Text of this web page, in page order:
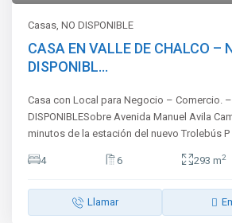
Casas,NO DISPONIBLE
CASA EN VALLE DE CHALCO –
DISPONIBL...
Casa con Local para Negocio – Comercio. –
DISPONIBLESobre Avenida Manuel Avila
minutos de la estación del nuevo Trolebús P
4 6 293 m2
Llamar